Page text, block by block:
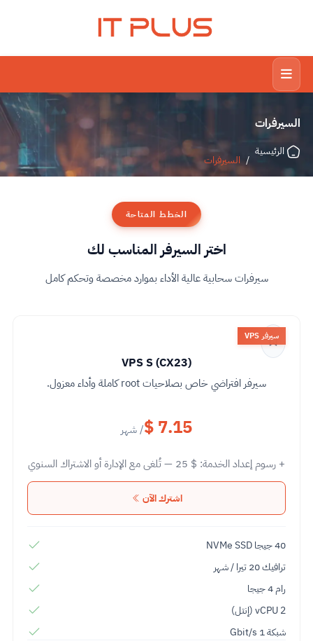
IT PLUS
السيرفرات
الرئيسية
/ السيرفرات
الخطط المتاحة
اختر السيرفر المناسب لك
سيرفرات سحابية عالية الأداء بموارد مخصصة وتحكم كامل
سيرفر VPS
VPS S (CX23)
سيرفر افتراضي خاص بصلاحيات root كاملة وأداء معزول.
$ 7.15/ شهر
+ رسوم إعداد الخدمة: 25 $ — تُلغى مع الإدارة أو الاشتراك السنوي
اشترك الآن
40 جيجا NVMe SSD
ترافيك 20 تيرا / شهر
رام 4 جيجا
2 vCPU (إنتل)
شبكة 1 Gbit/s